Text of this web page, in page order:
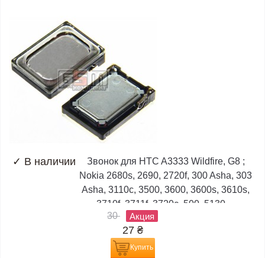
✓ В наличии
Звонок для HTC A3333 Wildfire, G8 ;
Nokia 2680s, 2690, 2720f, 300 Asha, 303
Asha, 3110c, 3500, 3600, 3600s, 3610s,
3710f, 3711f, 3720c, 500, 5130,...
30
Акция
27 ₴
Купить